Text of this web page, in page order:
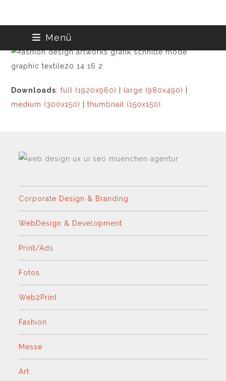
Menü
Downloads:full (1920x960) large (980x490)
medium (300x150)
|thumbnail (150x150)
Corporate Design & Branding
WebDesign & Development
Print/Ads
Fotos
Web2Print
Fashion
Messe
Art